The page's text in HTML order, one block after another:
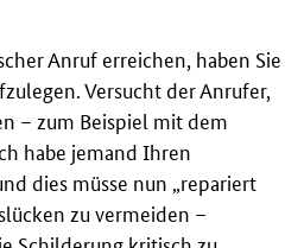
Anruf erreichen, haben Sie
Versucht der Anrufer,
– zum Beispiel mit dem
habe jemand Ihren
dies müsse nun „repariert
zu vermeiden –